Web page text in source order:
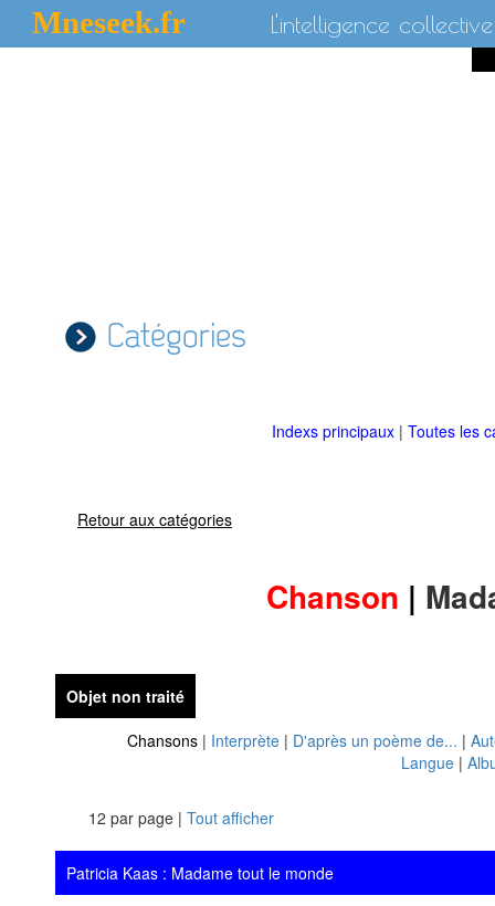
Mneseek.fr L'intelligence collective
Catégories
Indexs principaux | Toutes les
Retour aux catégories
Chanson |
Objet non traité
Chansons | Interprète | D'après un poème de... |
Langue |
12 par page | Tout afficher
Patricia Kaas : Madame tout le monde